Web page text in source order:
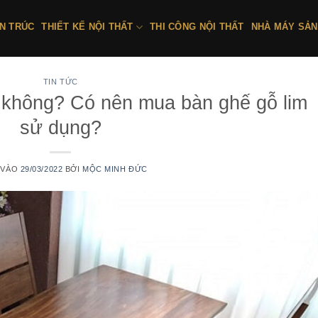
TRÚC THIẾT KẾ NỘI THẤT THI CÔNG NỘI THẤT NHÀ MÁY
TIN TỨC
Có nên mua bàn ghế gỗ lim
sử dụng?
29/03/2022 BỞI MỘC MINH ĐỨC